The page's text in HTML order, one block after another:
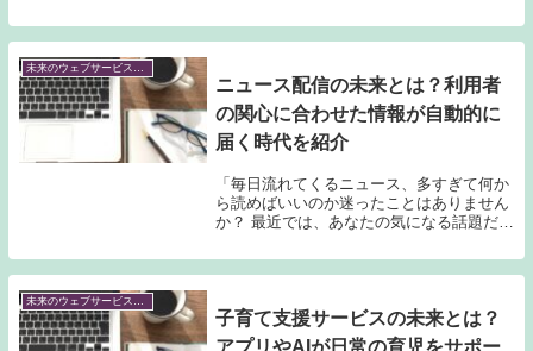
は、AIやアプリを使った診断支援や、デー
タをもとにしたオーダーメイド医療など、
未来のウェブサービス予測
ニュース配信の未来とは？利用者
の関心に合わせた情報が自動的に
届く時代を紹介
「毎日流れてくるニュース、多すぎて何か
ら読めばいいのか迷ったことはありません
か？ 最近では、あなたの気になる話題だけ
います。でも、便利になった分、思わぬ落
とし穴や困る場面もあるかもしれません。
未来のウェブサービス予測
子育て支援サービスの未来とは？
アプリやAIが日常の育児をサポー